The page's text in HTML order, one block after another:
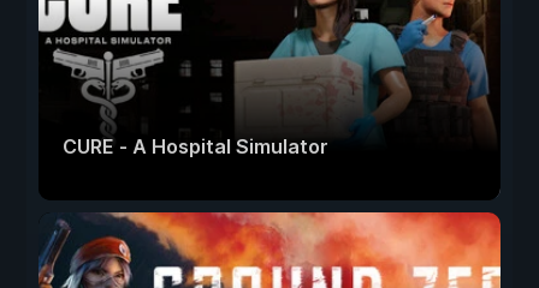
CURE - A Hospital Simulator